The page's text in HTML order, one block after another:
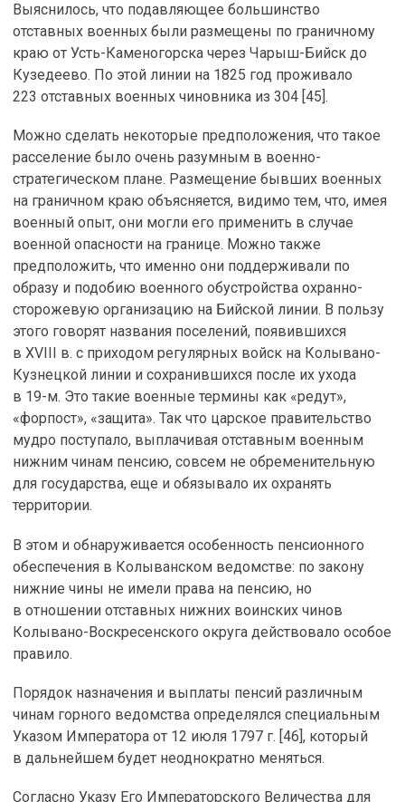
Выяснилось, что подавляющее большинство
отставных военных были размещены по граничному
краю от Усть-Каменогорска через Чарыш-Бийск до
Кузедеево. По этой линии на 1825 год проживало
223 отставных военных чиновника из 304 [45].
Можно сделать некоторые предположения, что такое
расселение было очень разумным в военно-
стратегическом плане. Размещение бывших военных
на граничном краю объясняется, видимо тем, что, имея
военный опыт, они могли его применить в случае
военной опасности на границе. Можно также
предположить, что именно они поддерживали по
образу и подобию военного обустройства охранно-
сторожевую организацию на Бийской линии. В пользу
этого говорят названия поселений, появившихся
в XVIII в. c приходом регулярных войск на Колывано-
Кузнецкой линии и сохранившихся после их ухода
в 19-м. Это такие военные термины как «редут»,
«форпост», «защита». Так что царское правительство
мудро поступало, выплачивая отставным военным
нижним чинам пенсию, совсем не обременительную
для государства, еще и обязывало их охранять
территории.
В этом и обнаруживается особенность пенсионного
обеспечения в Колыванском ведомстве: по закону
нижние чины не имели права на пенсию, но
в отношении отставных нижних воинских чинов
Колывано-Воскресенского округа действовало особое
правило.
Порядок назначения и выплаты пенсий различным
чинам горного ведомства определялся специальным
Указом Императора от 12 июля 1797 г. [46], который
в дальнейшем будет неоднократно меняться.
Согласно Указу Его Императорского Величества для